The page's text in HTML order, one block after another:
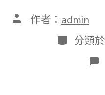
文 作者： admin
分
類
分類於